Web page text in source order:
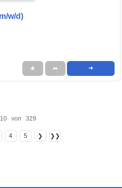
w/d)
★ ➦ ➜
von 329
4 5 ❯ ❯❯